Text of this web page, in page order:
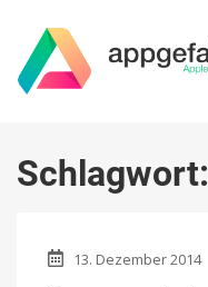
Schlagwort:
13. Dezember 2014